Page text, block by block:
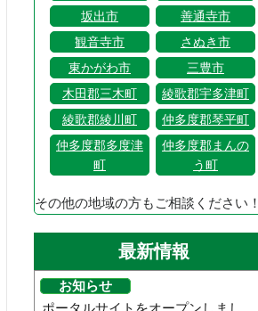
坂出市
善通寺市
観音寺市
さぬき市
東かがわ市
三豊市
木田郡三木町
綾歌郡宇多津町
綾歌郡綾川町
仲多度郡琴平町
仲多度郡多度津
町
仲多度郡まんの
う町
その他の地域の方もご相談ください！
最新情報
お知らせ
ポータルサイトをオープンしまし...